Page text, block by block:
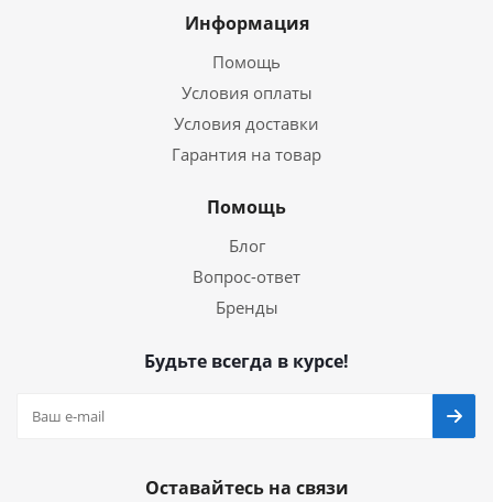
Информация
Помощь
Условия оплаты
Условия доставки
Гарантия на товар
Помощь
Блог
Вопрос-ответ
Бренды
Будьте всегда в курсе!
Оставайтесь на связи